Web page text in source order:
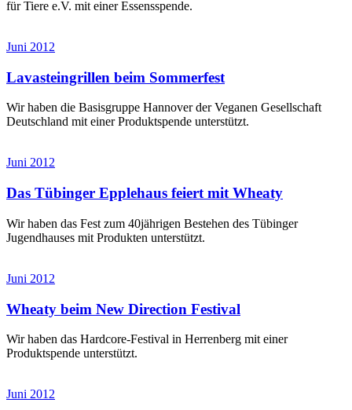
für Tiere e.V. mit einer Essensspende.
Juni 2012
Lavasteingrillen beim Sommerfest
Wir haben die Basisgruppe Hannover der Veganen Gesellschaft
Deutschland mit einer Produktspende unterstützt.
Juni 2012
Das Tübinger Epplehaus feiert mit Wheaty
Wir haben das Fest zum 40jährigen Bestehen des Tübinger
Jugendhauses mit Produkten unterstützt.
Juni 2012
Wheaty beim New Direction Festival
Wir haben das Hardcore-Festival in Herrenberg mit einer
Produktspende unterstützt.
Juni 2012